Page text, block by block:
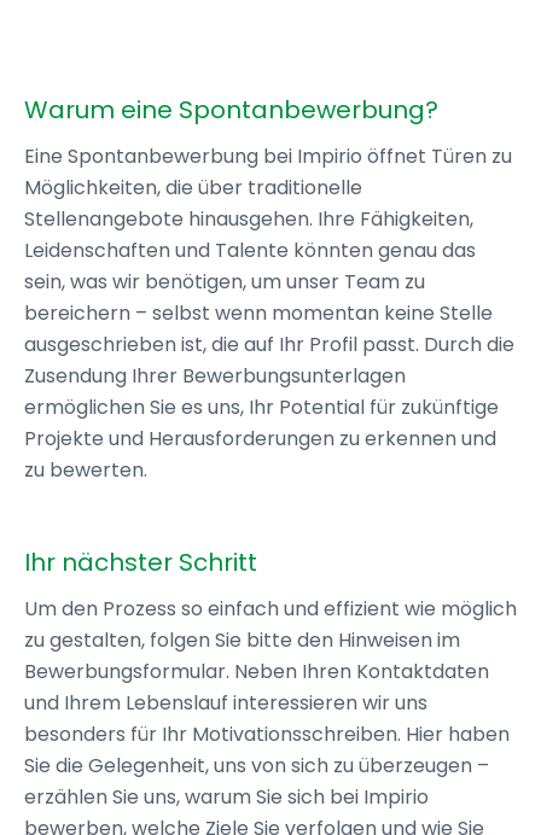
Warum eine Spontanbewerbung?
Eine Spontanbewerbung bei Impirio öffnet Türen zu
Möglichkeiten, die über traditionelle
Stellenangebote hinausgehen. Ihre Fähigkeiten,
Leidenschaften und Talente könnten genau das
sein, was wir benötigen, um unser Team zu
bereichern – selbst wenn momentan keine Stelle
ausgeschrieben ist, die auf Ihr Profil passt. Durch die
Zusendung Ihrer Bewerbungsunterlagen
ermöglichen Sie es uns, Ihr Potential für zukünftige
Projekte und Herausforderungen zu erkennen und
zu bewerten.
Ihr nächster Schritt
Um den Prozess so einfach und effizient wie möglich
zu gestalten, folgen Sie bitte den Hinweisen im
Bewerbungsformular. Neben Ihren Kontaktdaten
und Ihrem Lebenslauf interessieren wir uns
besonders für Ihr Motivationsschreiben. Hier haben
Sie die Gelegenheit, uns von sich zu überzeugen –
erzählen Sie uns, warum Sie sich bei Impirio
bewerben, welche Ziele Sie verfolgen und wie Sie